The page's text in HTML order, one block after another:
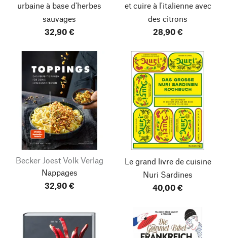
urbaine à base d'herbes
sauvages
32,90 €
et cuire à l'italienne avec
des citrons
28,90 €
Becker Joest Volk Verlag
Nappages
32,90 €
Le grand livre de cuisine
Nuri Sardines
40,00 €